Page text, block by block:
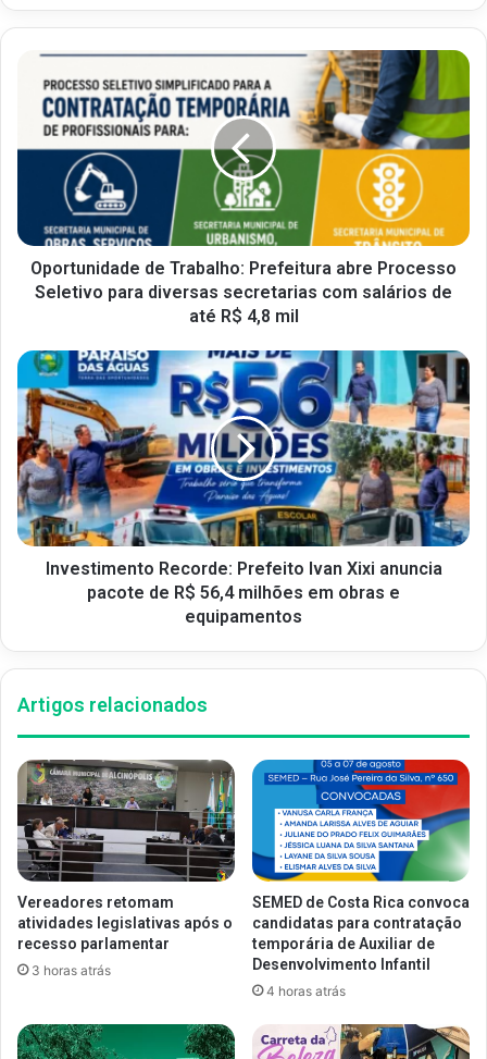
Oportunidade de Trabalho: Prefeitura abre Processo
Seletivo para diversas secretarias com salários de
até R$ 4,8 mil
Investimento Recorde: Prefeito Ivan Xixi anuncia
pacote de R$ 56,4 milhões em obras e
equipamentos
Artigos relacionados
Vereadores retomam
atividades legislativas após o
recesso parlamentar
3 horas atrás
SEMED de Costa Rica convoca
candidatas para contratação
temporária de Auxiliar de
Desenvolvimento Infantil
4 horas atrás